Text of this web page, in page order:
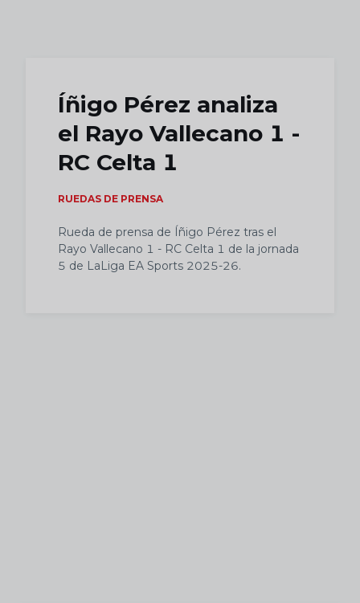
Íñigo Pérez analiza
el Rayo Vallecano 1 -
RC Celta 1
RUEDAS DE PRENSA
Rueda de prensa de Íñigo Pérez tras el
Rayo Vallecano 1 - RC Celta 1 de la jornada
5 de LaLiga EA Sports 2025-26.